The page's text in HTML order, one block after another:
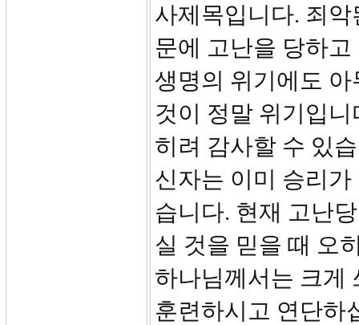
사제목입니다. 죄
문에 고난을 당하
생명의 위기에도
것이 정말 위기입
히려 감사할 수 있
신자는 이미 승리
습니다. 현재 고난
실 것을 믿을 때 오
하나님께서는 크게
훈련하시고 연단하